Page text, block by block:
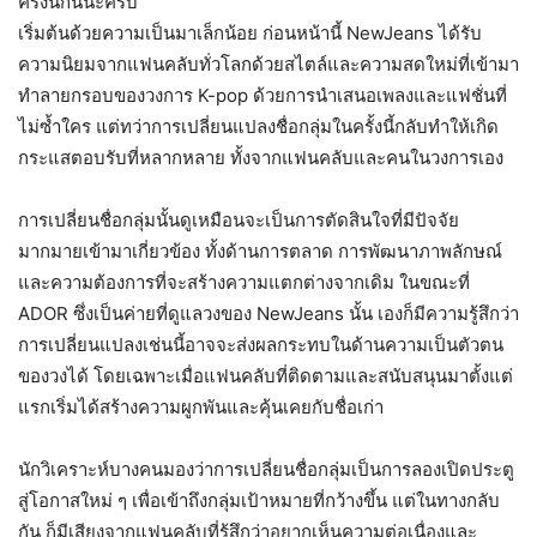
เริ่มต้นด้วยความเป็นมาเล็กน้อย ก่อนหน้านี้ NewJeans ได้รับ
ความนิยมจากแฟนคลับทั่วโลกด้วยสไตล์และความสดใหม่ที่เข้ามา
ทำลายกรอบของวงการ K-pop ด้วยการนำเสนอเพลงและแฟชั่นที่
ไม่ซ้ำใคร แต่ทว่าการเปลี่ยนแปลงชื่อกลุ่มในครั้งนี้กลับทำให้เกิด
กระแสตอบรับที่หลากหลาย ทั้งจากแฟนคลับและคนในวงการเอง
การเปลี่ยนชื่อกลุ่มนั้นดูเหมือนจะเป็นการตัดสินใจที่มีปัจจัย
มากมายเข้ามาเกี่ยวข้อง ทั้งด้านการตลาด การพัฒนาภาพลักษณ์
และความต้องการที่จะสร้างความแตกต่างจากเดิม ในขณะที่
ADOR ซึ่งเป็นค่ายที่ดูแลวงของ NewJeans นั้น เองก็มีความรู้สึกว่า
การเปลี่ยนแปลงเช่นนี้อาจจะส่งผลกระทบในด้านความเป็นตัวตน
ของวงได้ โดยเฉพาะเมื่อแฟนคลับที่ติดตามและสนับสนุนมาตั้งแต่
แรกเริ่มได้สร้างความผูกพันและคุ้นเคยกับชื่อเก่า
นักวิเคราะห์บางคนมองว่าการเปลี่ยนชื่อกลุ่มเป็นการลองเปิดประตู
สู่โอกาสใหม่ ๆ เพื่อเข้าถึงกลุ่มเป้าหมายที่กว้างขึ้น แต่ในทางกลับ
กัน ก็มีเสียงจากแฟนคลับที่รู้สึกว่าอยากเห็นความต่อเนื่องและ